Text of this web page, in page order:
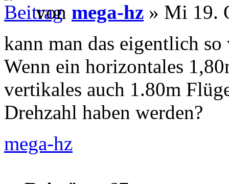
von mega-hz » Mi 19.
kann man das eigentlich
Wenn ein horizontales
vertikales auch 1.80m
Drehzahl haben werden?
mega-hz